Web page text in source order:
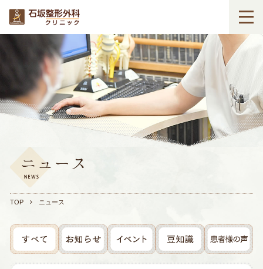
TOP ニュース